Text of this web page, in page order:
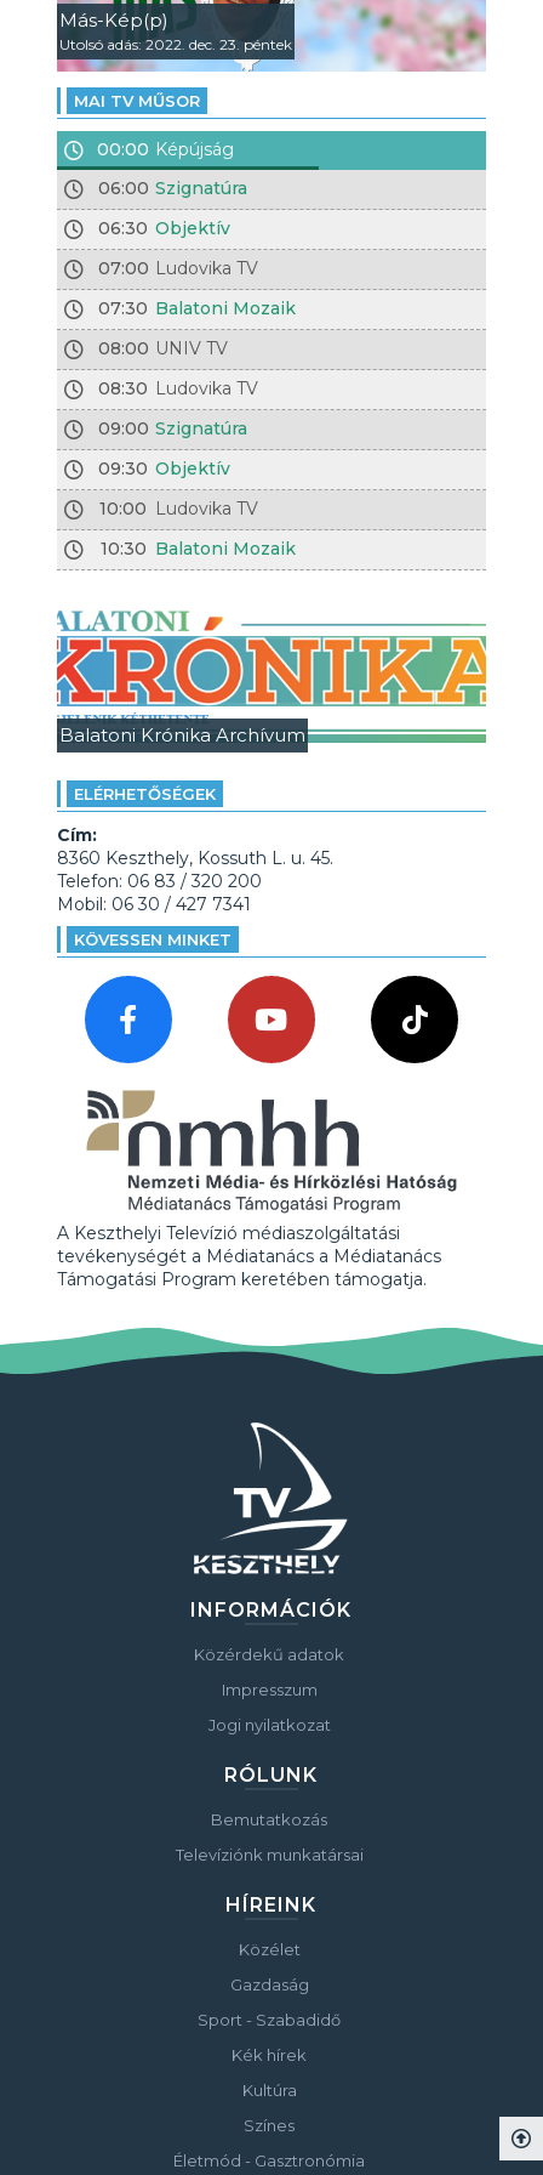
Más-Kép(p)
Utolsó adás: 2022. dec. 23. péntek
MAI TV MŰSOR
00:00 Képújság
06:00 Szignatúra
06:30 Objektív
07:00 Ludovika TV
07:30 Balatoni Mozaik
08:00 UNIV TV
08:30 Ludovika TV
09:00 Szignatúra
09:30 Objektív
10:00 Ludovika TV
10:30 Balatoni Mozaik
Balatoni Krónika Archívum
ELÉRHETŐSÉGEK
Cím:
8360 Keszthely, Kossuth L. u. 45.
Telefon: 06 83 / 320 200
Mobil: 06 30 / 427 7341
KÖVESSEN MINKET
A Keszthelyi Televízió médiaszolgáltatási
tevékenységét a Médiatanács a Médiatanács
Támogatási Program keretében támogatja.
INFORMÁCIÓK
Közérdekű adatok
Impresszum
Jogi nyilatkozat
RÓLUNK
Bemutatkozás
Televíziónk munkatársai
HÍREINK
Közélet
Gazdaság
Sport - Szabadidő
Kék hírek
Kultúra
Színes
Életmód - Gasztronómia